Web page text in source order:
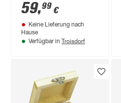
Akku
59,99 €
Keine Lieferung nach
Hause
Verfügbar in Troisdorf